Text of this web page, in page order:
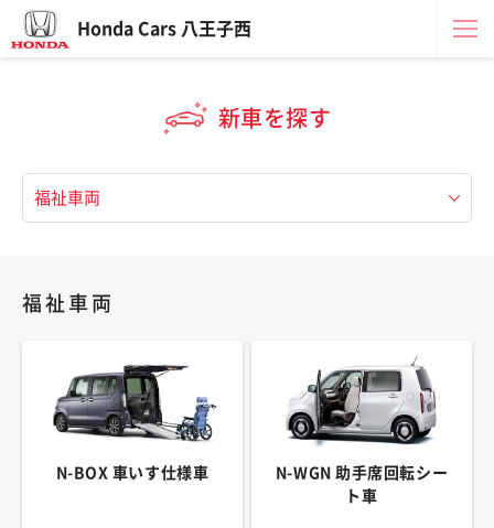
Honda Cars 八王子西
新車を探す
福祉車両
N-BOX 車いす仕様車
N-WGN 助手席回転シー
ト車